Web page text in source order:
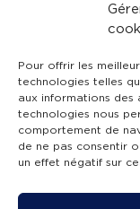
Pour offrir les
technologies telles
aux informations des
technologies nous
comportement de
de ne pas consentir
un effet négatif sur